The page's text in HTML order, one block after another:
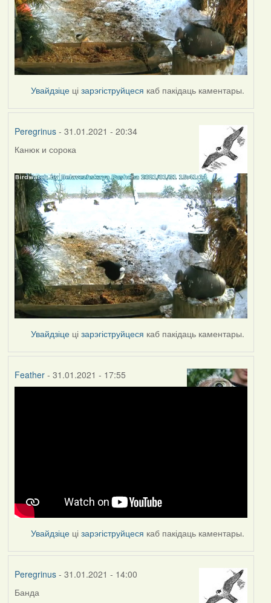
Увайдзіце цізарэгіструйцеся каб пакідаць каментары.
Peregrinus- 31.01.2021 - 20:34
Канюк и сорока
Увайдзіце цізарэгіструйцеся каб пакідаць каментары.
Feather- 31.01.2021 - 17:55
Увайдзіце цізарэгіструйцеся каб пакідаць каментары.
Peregrinus- 31.01.2021 - 14:00
Банда